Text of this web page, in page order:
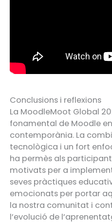
Conclusions i reflexions
La MoodleMoot Global
fonamental de Moodle
contemporània. La
tecnològica i un fort
ha permès als
motivats per a
seves pràctiques
emocionats per portar
la nostra comunitat i
l’evolució de